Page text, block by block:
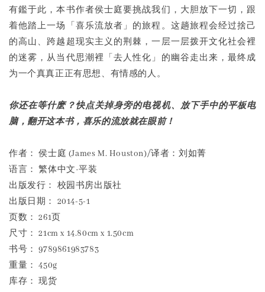
有鑑于此，本书作者侯士庭要挑战我们，大胆放下一切，跟
着他踏上一场「喜乐流放者」的旅程。这趟旅程会经过捨己
的高山、跨越超现实主义的荆棘，一层一层拨开文化社会裡
的迷雾，从当代思潮裡「去人性化」的幽谷走出来，最终成
为一个真真正正有思想、有情感的人。
你还在等什麽？快点关掉身旁的电视机、放下手中的平板电
脑，翻开这本书，喜乐的流放就在眼前！
作者： 侯士庭 (James M. Houston)/译者：刘如菁
语言： 繁体中文·平装
出版发行： 校园书房出版社
出版日期： 2014-5-1
页数： 261页
尺寸： 21cm x 14.80cm x 1.50cm
书号： 9789861983783
重量： 450g
库存： 现货